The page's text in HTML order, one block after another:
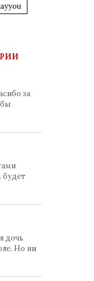
за
будет
дочь
Но ни